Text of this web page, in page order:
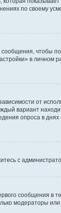
по своему
чтобы
в личном
от
вариант
опроса в днях
с
сообщения в
модераторы